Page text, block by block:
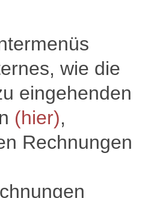
wie die
eingehenden
(hier),
Rechnungen